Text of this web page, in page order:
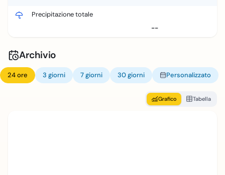
Precipitazione totale
--
Archivio
24 ore 3 giorni 7 giorni 30 giorni Personalizzato
Grafico Tabella